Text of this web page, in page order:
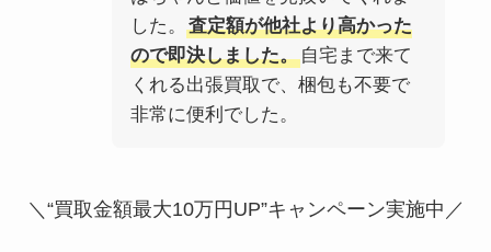
した。
査定額が他社より高かった
ので即決しました。自宅まで来て
くれる出張買取で、梱包も不要で
非常に便利でした。
＼“買取金額最大10万円UP”キャンペーン実施中／